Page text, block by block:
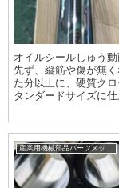
オイルシールしゅう
先ず、縦筋や傷が無
た分以上に、硬質ク
タンダードサイズに仕